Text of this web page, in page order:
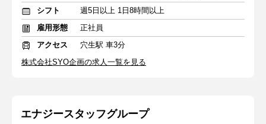
シフト
週5日以上 1日8時間以上
雇用形態
正社員
アクセス
穴生駅 車3分
株式会社SYO企画の求人一覧を見る
エナジースタッフグループ